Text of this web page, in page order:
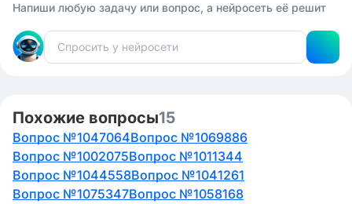
Напиши любую задачу или вопрос, а нейросеть её решит
Похожие вопросы15
Вопрос №1047064Вопрос №1069886
Вопрос №1002075Вопрос №1011344
Вопрос №1044558Вопрос №1041261
Вопрос №1075347Вопрос №1058168